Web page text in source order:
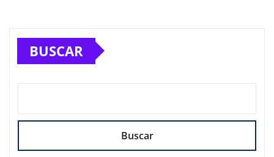
BUSCAR
Buscar